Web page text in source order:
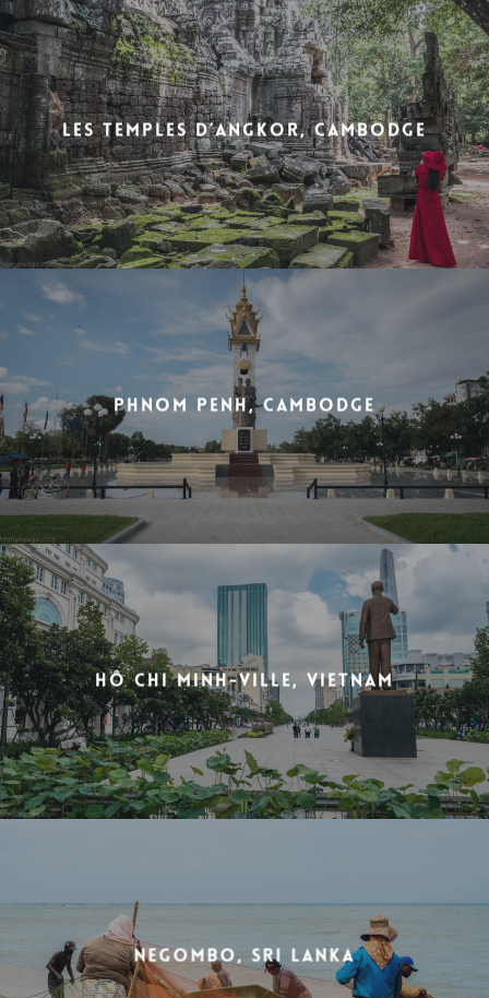
Les temples d’Angkor, Cambodge
Phnom Penh, Cambodge
Hô Chi Minh-Ville, Vietnam
Negombo, Sri Lanka